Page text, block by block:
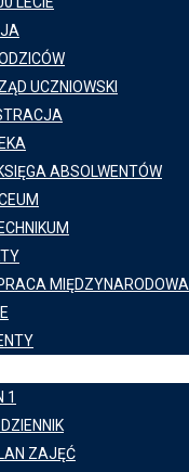
UCZNIOWSKI
ABSOLWENTÓW
MIĘDZYNARODOWA
1
ZAJĘĆ